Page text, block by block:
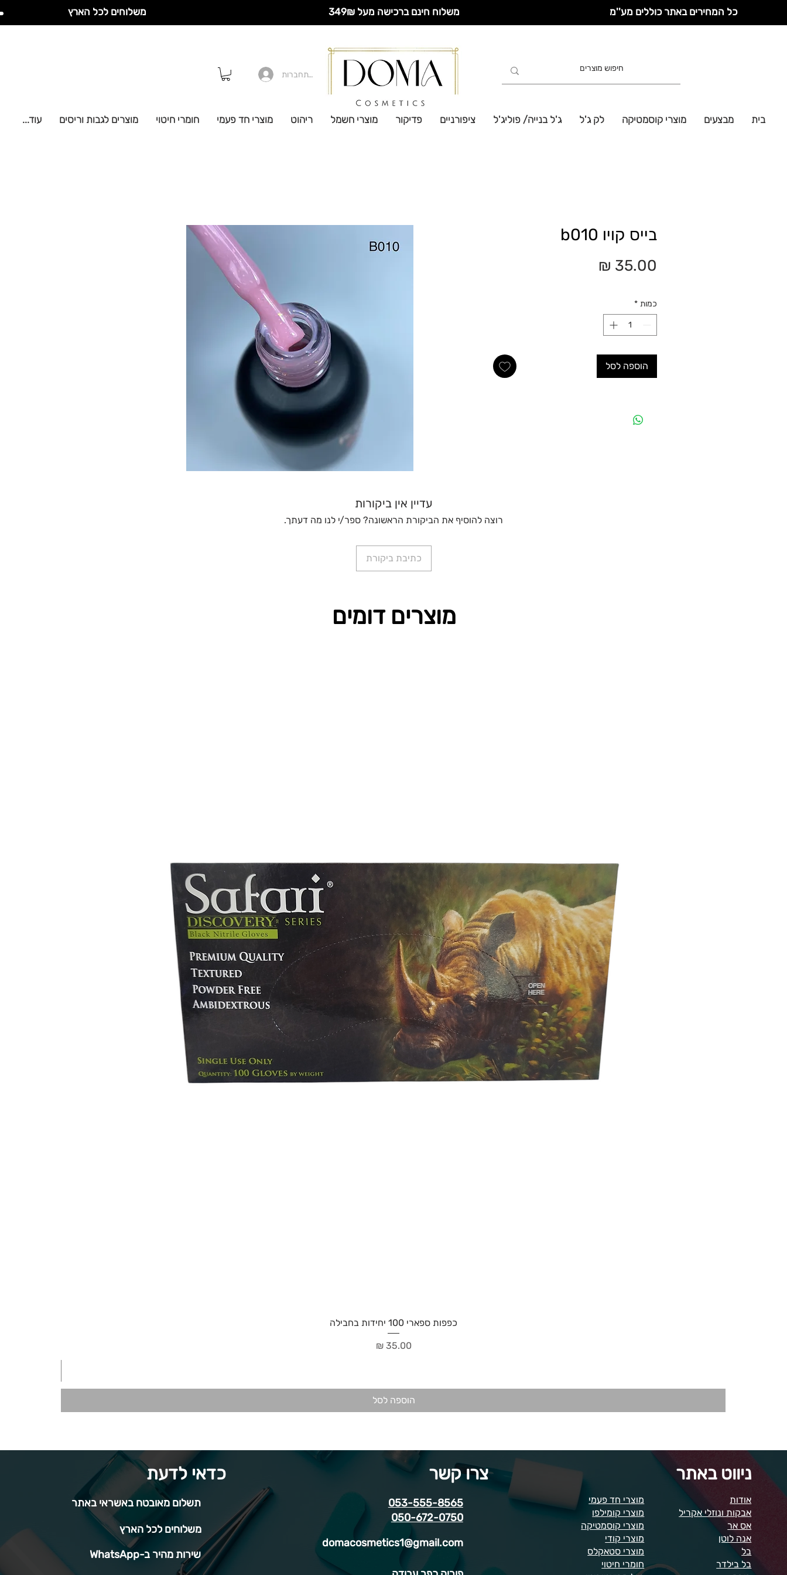
משלוחים לכל הארץ משלוח חינם ברכישה מעל 349₪ כל המחירים באתר כוללים מע''מ
להתחברות
בית מבצעים מוצרי קוסמטיקה לק ג'ל ג'ל בנייה/ פוליג'ל ציפורניים פדיקור מוצרי חשמל ריהוט מוצרי חד פעמי חומרי חיטוי מוצרים לגבות וריסים עוד...
בייס קויו b010
כמות *
הוספה לסל
עדיין אין ביקורות
רוצה להוסיף את הביקורת הראשונה? ספר/י לנו מה דעתך.
כתיבת ביקורת
מוצרים דומים
כפפות ספארי 100 יחידות בחבילה
מחיר‏35.00 ‏₪
הוספה לסל
כדאי לדעת
תשלום מאובטח באשראי באתר
משלוחים לכל הארץ
שירות מהיר ב-WhatsApp
צרו קשר
053-555-8565
050-672-0750
domacosmetics1@gmail.com
ניווט באתר
מוצרי חד פעמי
מוצרי קומילפו
מוצרי קוסמטיקה
מוצרי קודי
מוצרי סטאקלס
חומרי חיטוי
אודות
אבקות ונוזלי אקריל
אס אר
אנה לוטן
בל
בל בילדר